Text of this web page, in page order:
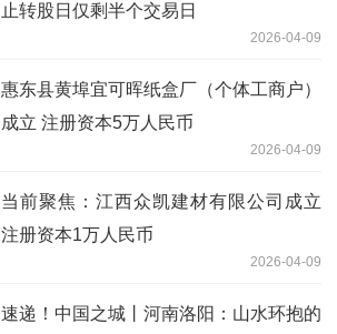
止转股日仅剩半个交易日
2026-04-09
惠东县黄埠宜可晖纸盒厂（个体工商户）
成立 注册资本5万人民币
2026-04-09
当前聚焦：江西众凯建材有限公司成立
注册资本1万人民币
2026-04-09
速递！中国之城丨河南洛阳：山水环抱的